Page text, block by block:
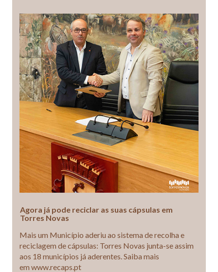
Agora já pode reciclar as suas cápsulas em
Torres Novas
Mais um Município aderiu ao sistema de recolha e
reciclagem de cápsulas: Torres Novas junta-se assim
aos 18 municípios já aderentes. Saiba mais
em www.recaps.pt